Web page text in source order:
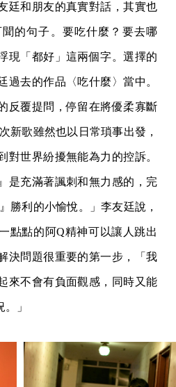
廷和朋友的真實對話，其實也
的句子。要吃什麼？要去哪
現「都好」這兩個字。選擇的
過去的作品〈吃什麼〉當中。
反覆提問，停留在將優柔寡斷
新歌雖然也以日常瑣事出發，
對世界紛擾無能為力的控訴。
是充滿著諷刺和無力感的，完
勝利的小愉悅。」李友廷說，
點點的阿Q精神可以讓人跳出
決問題很重要的第一步，「我
來不會有負面觀感，同時又能
」